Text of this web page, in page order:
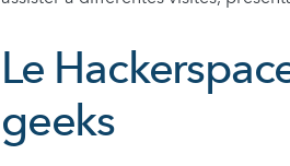
Le
geeks